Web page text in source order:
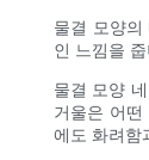
물결 모양
인 느낌을
물결 모양
거울은 어
에도 화려함